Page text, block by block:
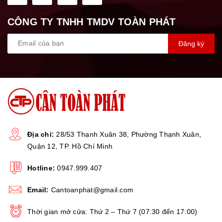
VIDEO CÁC CHỨC NĂNG TÙY CHỌN -
ĐƯỢC LẮP ĐẶT THÊM
CÔNG TY TNHH TMDV TOÀN PHÁT
Đăng ký
Địa chỉ: 28/53 Thạnh Xuân 38, Phường Thạnh Xuân,
Quận 12, TP. Hồ Chí Minh
Hotline: 0947.999.407
Email: Cantoanphat@gmail.com
Thời gian mở cửa: Thứ 2 – Thứ 7 (07:30 đến 17:00)